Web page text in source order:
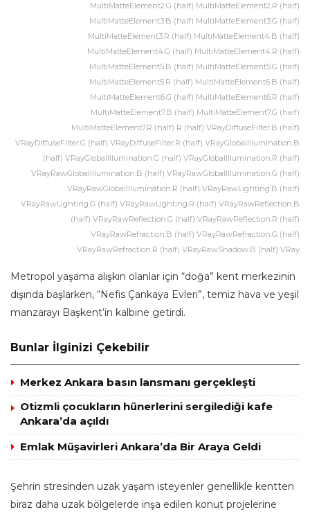
MultiMatteElement2.G (half) MultiMatteElement2.R (half)
MultiMatteElement3.B (half) MultiMatteElement3.G (half)
MultiMatteElement3.R (half) MultiMatteElement4.B (half)
MultiMatteElement4.G (half) MultiMatteElement4.R (half)
MultiMatteElement5.B (half) MultiMatteElement5.G (half)
MultiMatteElement5.R (half) MultiMatteElement6.B (half)
MultiMatteElement6.G (half) MultiMatteElement6.R (half)
MultiMatteElement7.B (half) MultiMatteElement7.G (half)
MultiMatteElement7.R (half) R (half) VRayDiffuseFilter.B (half)
VRayDiffuseFilter.G (half) VRayDiffuseFilter.R (half) VRayGlobalIllumination.B
(half) VRayGlobalIllumination.G (half) VRayGlobalIllumination.R (half)
VRayRawGlobalIllumination.B (half) VRayRawGlobalIllumination.G (half)
VRayRawGlobalIllumination.R (half) VRayRawLighting.B (half)
VRayRawLighting.G (half) VRayRawLighting.R (half) VRayRawReflection.B
(half) VRayRawReflection.G (half) VRayRawReflection.R (half)
VRayRawRefraction.B (half) VRayRawRefraction.G (half)
VRayRawRefraction.R (half) VRayRawShadow.B (half) VRay
Metropol yaşama alışkın olanlar için “doğa” kent merkezinin
dışında başlarken, “Nefis Çankaya Evleri”, temiz hava ve yeşil
manzarayı Başkent’in kalbine getirdi.
Bunlar İlginizi Çekebilir
Merkez Ankara basın lansmanı gerçekleşti
Otizmli çocukların hünerlerini sergilediği kafe
Ankara’da açıldı
Emlak Müşavirleri Ankara’da Bir Araya Geldi
Şehrin stresinden uzak yaşam isteyenler genellikle kentten
biraz daha uzak bölgelerde inşa edilen konut projelerine